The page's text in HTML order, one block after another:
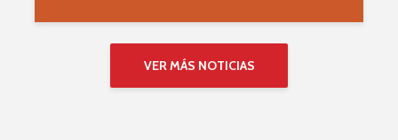
VER MÁS NOTICIAS